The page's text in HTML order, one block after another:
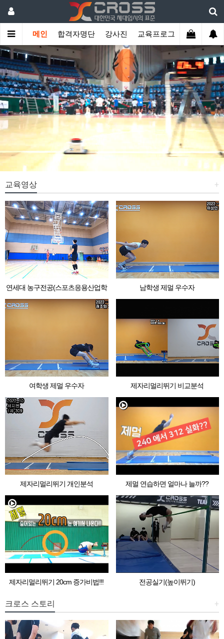
메인 합격자명단 강사진 교육프로그램 학생관리
+
교육영상
연세대 농구전공(스포츠응용산업학
과)
남학생 제멀 우수자
여학생 제멀 우수자 제자리멀리뛰기 비교분석
제자리멀리뛰기 개인분석 제멀 연습하면 얼마나 늘까??
제자리멀리뛰기 20cm 증가비법!!! 전공실기(높이뛰기)
+
크로스 스토리